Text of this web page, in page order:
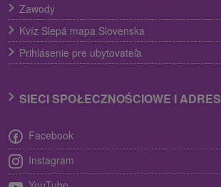
Zawody
Kvíz Slepá mapa Slovenska
Prihlásenie pre ubytovateľa
SIECI SPOŁECZNOŚCIOWE I ADRES
Facebook
Instagram